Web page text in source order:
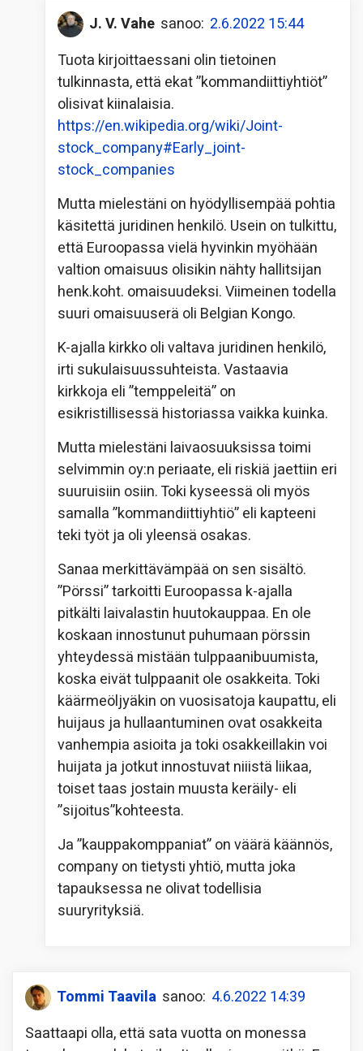
J. V. Vahe sanoo: 2.6.2022 15:44
Tuota kirjoittaessani olin tietoinen
tulkinnasta, että ekat ”kommandiittiyhtiöt”
olisivat kiinalaisia.
https://en.wikipedia.org/wiki/Joint-
stock_company#Early_joint-
stock_companies
Mutta mielestäni on hyödyllisempää pohtia
käsitettä juridinen henkilö. Usein on tulkittu,
että Euroopassa vielä hyvinkin myöhään
valtion omaisuus olisikin nähty hallitsijan
henk.koht. omaisuudeksi. Viimeinen todella
suuri omaisuuserä oli Belgian Kongo.
K-ajalla kirkko oli valtava juridinen henkilö,
irti sukulaisuussuhteista. Vastaavia
kirkkoja eli ”temppeleitä” on
esikristillisessä historiassa vaikka kuinka.
Mutta mielestäni laivaosuuksissa toimi
selvimmin oy:n periaate, eli riskiä jaettiin eri
suuruisiin osiin. Toki kyseessä oli myös
samalla ”kommandiittiyhtiö” eli kapteeni
teki työt ja oli yleensä osakas.
Sanaa merkittävämpää on sen sisältö.
”Pörssi” tarkoitti Euroopassa k-ajalla
pitkälti laivalastin huutokauppaa. En ole
koskaan innostunut puhumaan pörssin
yhteydessä mistään tulppaanibuumista,
koska eivät tulppaanit ole osakkeita. Toki
käärmeöljyäkin on vuosisatoja kaupattu, eli
huijaus ja hullaantuminen ovat osakkeita
vanhempia asioita ja toki osakkeillakin voi
huijata ja jotkut innostuvat niiistä liikaa,
toiset taas jostain muusta keräily- eli
”sijoitus”kohteesta.
Ja ”kauppakomppaniat” on väärä käännös,
company on tietysti yhtiö, mutta joka
tapauksessa ne olivat todellisia
suuryrityksiä.
Tommi Taavila sanoo: 4.6.2022 14:39
Saattaapi olla, että sata vuotta on monessa